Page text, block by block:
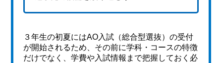
３年生の初夏にはAO入試（総合型選抜）の受付
が開始されるため、その前に学科・コースの特徴
だけでなく、学費や入試情報まで把握しておく必